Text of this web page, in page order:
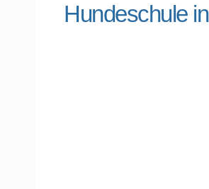
Hundeschule